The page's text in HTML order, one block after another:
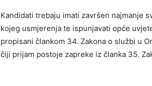
Kandidati trebaju imati završen najmanje
kojeg usmjerenja te ispunjavati opće
propisani člankom 34. Zakona o službi u
čiji prijam postoje zapreke iz članka 35.